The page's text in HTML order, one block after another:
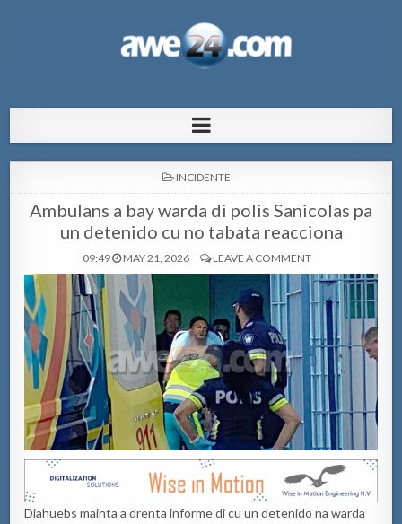
pa Aruba
POSTED
INCIDENTE
Ambulans a bay warda di polis Sanicolas pa
un detenido cu no tabata reacciona
09:49 MAY 21, 2026 LEAVE A COMMENT
Diahuebs mainta a drenta informe di cu un detenido na warda